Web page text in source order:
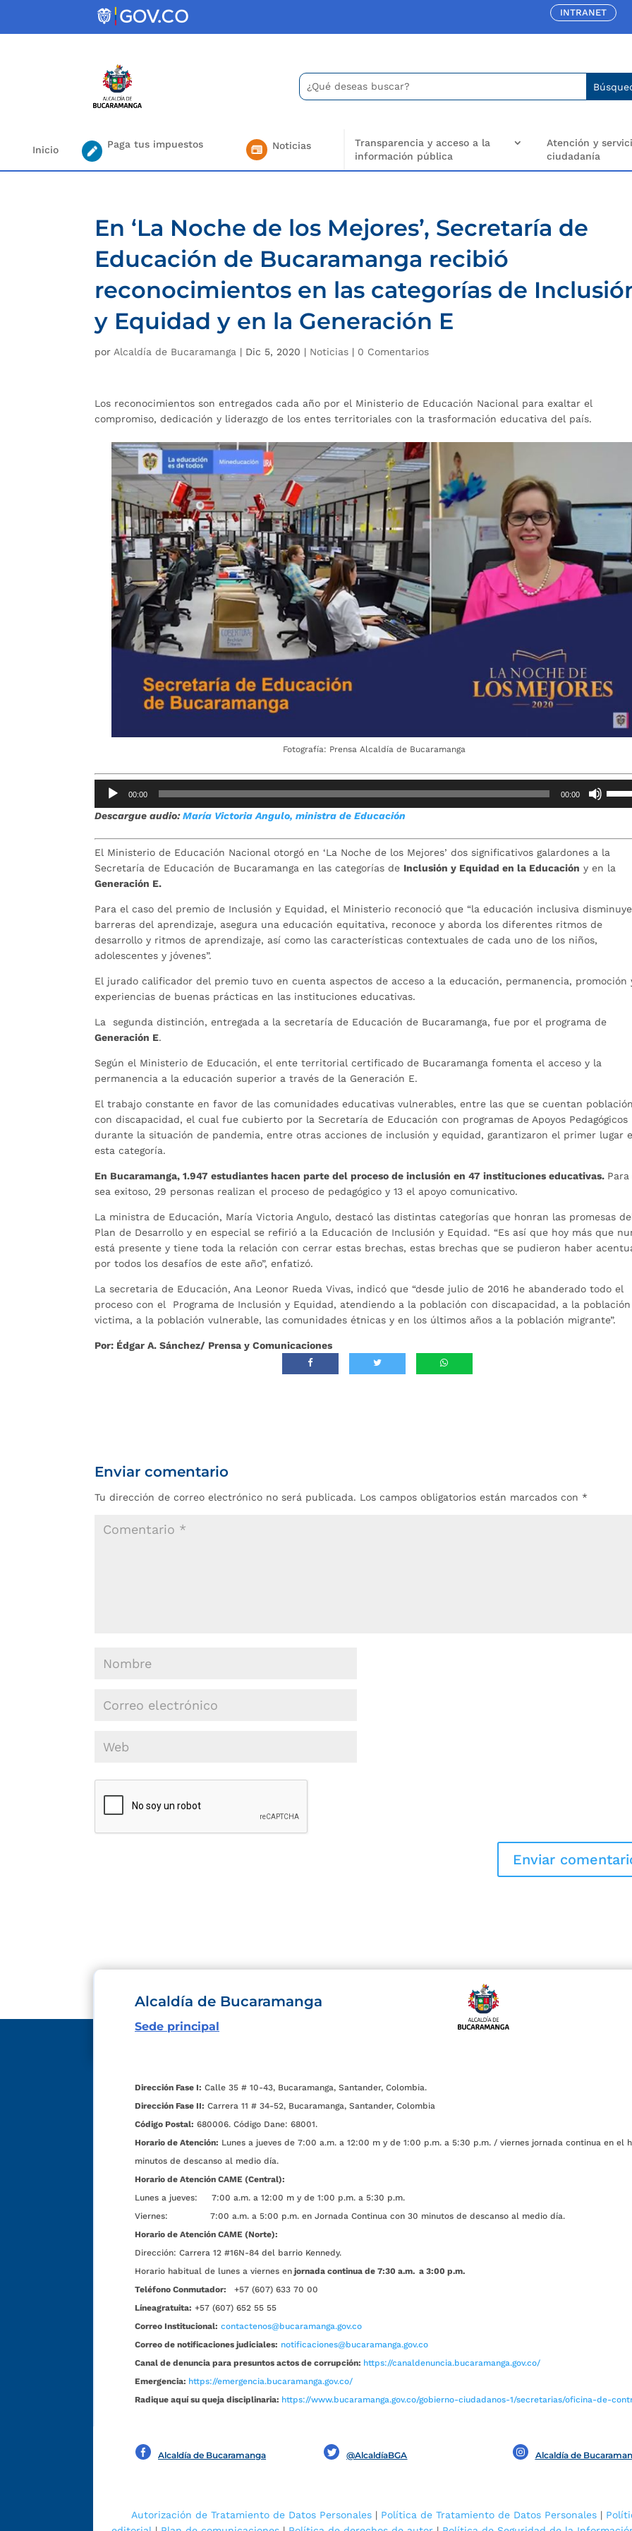
INTRANET
Buscar:
Search
for...
Inicio Paga tus impuestos Noticias
Transparencia y acceso a la
información pública
Atención y
ciudadanía
En ‘La Noche de los Mejores’, Secretaría de
Educación de Bucaramanga recibió
reconocimientos en las categorías de
y Equidad y en la Generación E
por Alcaldía de Bucaramanga | Dic 5, 2020 | Noticias | 0 Comentarios
Los reconocimientos son entregados cada año por el Ministerio de Educación Nacional para exaltar el
compromiso, dedicación y liderazgo de los entes territoriales con la trasformación educativa del país.
Fotografía: Prensa Alcaldía de Bucaramanga
Reproductor
audio
00:00 00:00
flecha
o
Descargue audio:María Victoria Angulo, ministra de Educación
El Ministerio de Educación Nacional otorgó en ‘La Noche de los Mejores’ dos significativos galardones a la
Secretaría de Educación de Bucaramanga en las categorías de Inclusión y Equidad en la Educación y en la
Generación E.
Para el caso del premio de Inclusión y Equidad, el Ministerio reconoció que “la educación inclusiva
barreras del aprendizaje, asegura una educación equitativa, reconoce y aborda los diferentes ritmos de
desarrollo y ritmos de aprendizaje, así como las características contextuales de cada uno de los niños,
adolescentes y jóvenes”.
El jurado calificador del premio tuvo en cuenta aspectos de acceso a la educación, permanencia, promoción
experiencias de buenas prácticas en las instituciones educativas.
La segunda distinción, entregada a la secretaría de Educación de Bucaramanga, fue por el programa de
Generación E.
Según el Ministerio de Educación, el ente territorial certificado de Bucaramanga fomenta el acceso y la
permanencia a la educación superior a través de la Generación E.
El trabajo constante en favor de las comunidades educativas vulnerables, entre las que se cuentan población
con discapacidad, el cual fue cubierto por la Secretaría de Educación con programas de Apoyos Pedagógicos
durante la situación de pandemia, entre otras acciones de inclusión y equidad, garantizaron el primer lugar
esta categoría.
En Bucaramanga, 1.947 estudiantes hacen parte del proceso de inclusión en 47 instituciones educativas.
sea exitoso, 29 personas realizan el proceso de pedagógico y 13 el apoyo comunicativo.
La ministra de Educación, María Victoria Angulo, destacó las distintas categorías que honran las promesas
Plan de Desarrollo y en especial se refirió a la Educación de Inclusión y Equidad. “Es así que hoy más que
está presente y tiene toda la relación con cerrar estas brechas, estas brechas que se pudieron haber
por todos los desafíos de este año”, enfatizó.
La secretaria de Educación, Ana Leonor Rueda Vivas, indicó que “desde julio de 2016 he abanderado todo el
proceso con el Programa de Inclusión y Equidad, atendiendo a la población con discapacidad, a la población
victima, a la población vulnerable, las comunidades étnicas y en los últimos años a la población migrante”.
Por: Édgar A. Sánchez/ Prensa y Comunicaciones
Enviar comentario
Tu dirección de correo electrónico no será publicada. Los campos obligatorios están marcados con *
Alcaldía de Bucaramanga
Sede principal
Dirección Fase I: Calle 35 # 10-43, Bucaramanga, Santander, Colombia.
Dirección Fase II: Carrera 11 # 34-52, Bucaramanga, Santander, Colombia
Código Postal: 680006. Código Dane: 68001.
Horario de Atención: Lunes a jueves de 7:00 a.m. a 12:00 m y de 1:00 p.m. a 5:30 p.m. / viernes jornada continua en el
minutos de descanso al medio día.
Horario de Atención CAME (Central):
Lunes a jueves: 7:00 a.m. a 12:00 m y de 1:00 p.m. a 5:30 p.m.
Viernes: 7:00 a.m. a 5:00 p.m. en Jornada Continua con 30 minutos de descanso al medio día.
Horario de Atención CAME (Norte):
Dirección: Carrera 12 #16N-84 del barrio Kennedy.
Horario habitual de lunes a viernes en jornada continua de 7:30 a.m. a 3:00 p.m.
Teléfono Conmutador:
+57 (607) 633 70 00
Líneagratuita: +57 (607) 652 55 55
Correo Institucional: contactenos@bucaramanga.gov.co
Correo de notificaciones judiciales: notificaciones@bucaramanga.gov.co
Canal de denuncia para presuntos actos de corrupción: https://canaldenuncia.bucaramanga.gov.co/
Emergencia: https://emergencia.bucaramanga.gov.co/
Radique aquí su queja disciplinaria: https://www.bucaramanga.gov.co/gobierno-ciudadanos-1/secretarias/oficina-de-
Alcaldía de Bucaramanga @AlcaldíaBGA Alcaldía de
Autorización de Tratamiento de Datos Personales | Política de Tratamiento de Datos Personales |